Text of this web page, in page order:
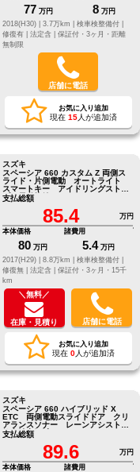
77 万円 8 万円
2018(H30) |
3.7万km |
検車検整備付 |
修復有 | 法定含 | 保証付・3ヶ月・距離
無制限
店舗に電話
お気に入り追加
現在 15人が追加済
スズキ
スペーシア 660 カスタム Z 両側ス
ライド・片側電動 オートライト
スマートキー アイドリングストッ
プ 電動格納ミラー
支払総額
85.4
万円
本体価格
80 万円
諸費用
5.4 万円
2017(H29) |
8.8万km |
検車検整備付 |
修復無 | 法定含 | 保証付・3ヶ月・15千
km
＼無料／
在庫・見積り 店舗に電話
お気に入り追加
現在 0人が追加済
スズキ
スペーシア 660 ハイブリッド X
ETC 両側電動スライドドア クリ
アランスソナー レーンアシスト
衝突被害軽減システム オートライ
ト
支払総額
89.6
万円
本体価格
諸費用